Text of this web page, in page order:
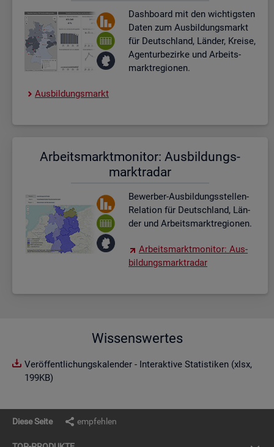
Dash­board mit den wich­tigs­ten
Daten zum Aus­bil­dungs­markt
für Deutsch­land, Län­der, Krei­se,
Agen­tur­be­zir­ke und Ar­beits­
markt­re­gio­nen.
Aus­bil­dungs­markt
Ar­beits­markt­mo­ni­tor: Aus­bil­dungs­
markt­ra­dar
Be­wer­ber-Aus­bil­dungs­stel­len-
Re­la­ti­on für Deutsch­land, Län­
der und Ar­beits­markt­re­gio­nen.
Ar­beits­markt­mo­ni­tor: Aus­
bil­dungs­markt­ra­dar
Wissenswertes
Veröffentlichungskalender - Interaktive Statistiken (xlsx,
199KB)
Diese Seite empfehlen